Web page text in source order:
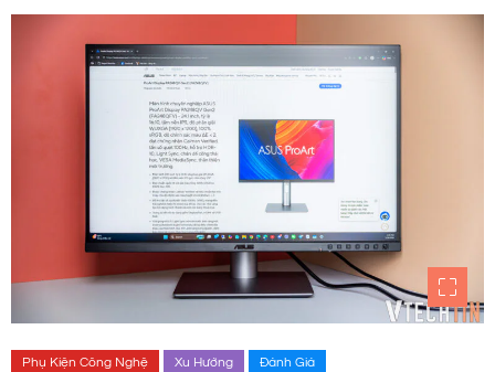
Phụ Kiện Công Nghệ Xu Hướng Đánh Giá